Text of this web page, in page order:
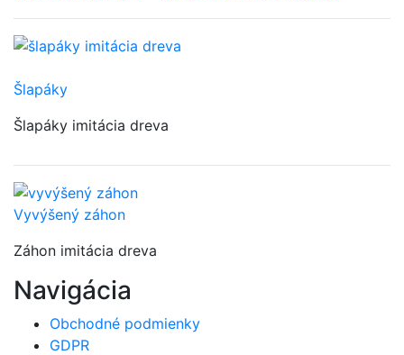
Šlapáky
Šlapáky imitácia dreva
Vyvýšený záhon
Záhon imitácia dreva
Navigácia
Obchodné podmienky
GDPR